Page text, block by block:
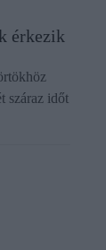
érkezik
száraz időt